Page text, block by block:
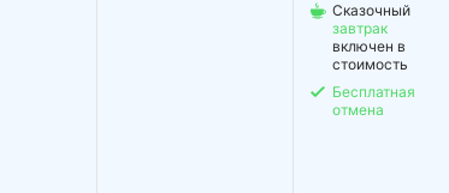
Сказочный
завтрак
включен в
стоимость
Бесплатная
отмена